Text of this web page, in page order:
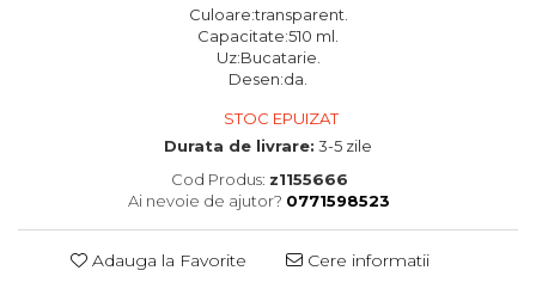
Culoare:transparent.
Capacitate:510 ml.
Uz:Bucatarie.
Desen:da.
STOC EPUIZAT
Durata de livrare: 3-5 zile
Cod Produs: z1155666
Ai nevoie de ajutor? 0771598523
Adauga la Favorite Cere informatii